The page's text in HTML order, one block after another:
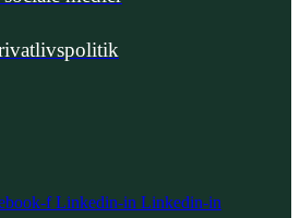
f Linkedin-in Linkedin-in